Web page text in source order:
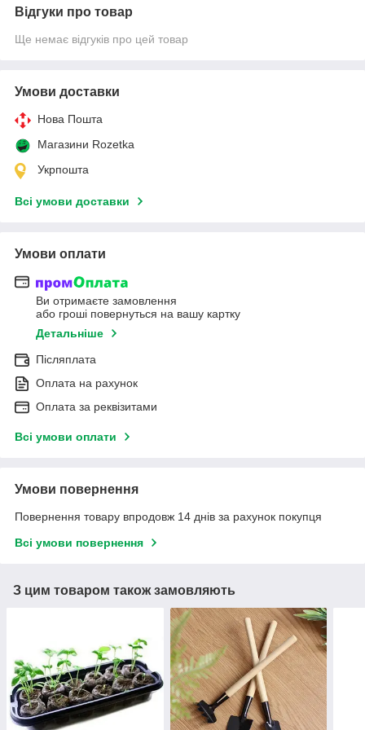
Відгуки про товар
Ще немає відгуків про цей товар
Умови доставки
Нова Пошта
Магазини Rozetka
Укрпошта
Всі умови доставки
Умови оплати
Ви отримаєте замовлення
або гроші повернуться на вашу картку
Детальніше
Післяплата
Оплата на рахунок
Оплата за реквізитами
Всі умови оплати
Умови повернення
Повернення товару впродовж 14 днів за рахунок покупця
Всі умови повернення
З цим товаром також замовляють